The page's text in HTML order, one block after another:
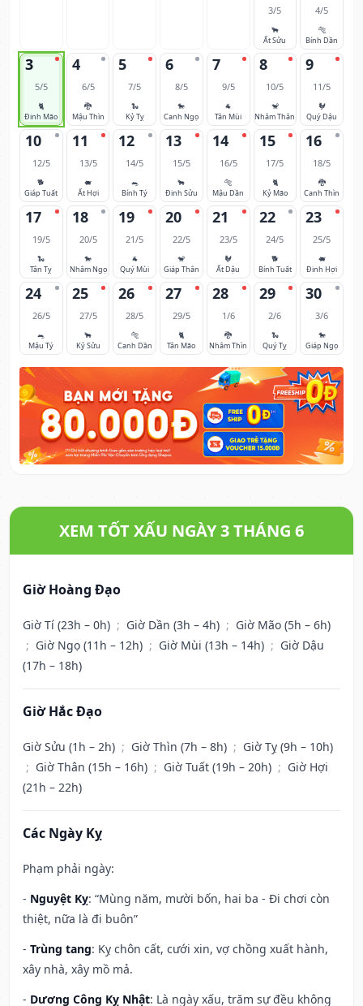
3/5
🐂
Ất Sửu
4/5
🐅
Bính Dần
3
5/5
🐈
Đinh Mão
4
6/5
🐉
Mậu Thìn
5
7/5
🐍
Kỷ Tỵ
6
8/5
🐎
Canh Ngọ
7
9/5
🐐
Tân Mùi
8
10/5
🐒
Nhâm Thân
9
11/5
🐓
Quý Dậu
10
12/5
🐕
Giáp Tuất
11
13/5
🐖
Ất Hợi
12
14/5
🐀
Bính Tý
13
15/5
🐂
Đinh Sửu
14
16/5
🐅
Mậu Dần
15
17/5
🐈
Kỷ Mão
16
18/5
🐉
Canh Thìn
17
19/5
🐍
Tân Tỵ
18
20/5
🐎
Nhâm Ngọ
19
21/5
🐐
Quý Mùi
20
22/5
🐒
Giáp Thân
21
23/5
🐓
Ất Dậu
22
24/5
🐕
Bính Tuất
23
25/5
🐖
Đinh Hợi
24
26/5
🐀
Mậu Tý
25
27/5
🐂
Kỷ Sửu
26
28/5
🐅
Canh Dần
27
29/5
🐈
Tân Mão
28
1/6
🐉
Nhâm Thìn
29
2/6
🐍
Quý Tỵ
30
3/6
🐎
Giáp Ngọ
XEM TỐT XẤU NGÀY 3 THÁNG 6
Giờ Hoàng Đạo
Giờ Tí (23h – 0h) ; Giờ Dần (3h – 4h) ; Giờ Mão (5h – 6h)
; Giờ Ngọ (11h – 12h) ; Giờ Mùi (13h – 14h) ; Giờ Dậu
(17h – 18h)
Giờ Hắc Đạo
Giờ Sửu (1h – 2h) ; Giờ Thìn (7h – 8h) ; Giờ Tỵ (9h – 10h)
; Giờ Thân (15h – 16h) ; Giờ Tuất (19h – 20h) ; Giờ Hợi
(21h – 22h)
Các Ngày Kỵ
Phạm phải ngày:
- Nguyệt Kỵ: “Mùng năm, mười bốn, hai ba - Đi chơi còn
thiệt, nữa là đi buôn”
- Trùng tang: Kỵ chôn cất, cưới xin, vợ chồng xuất hành,
xây nhà, xây mồ mả.
- Dương Công Kỵ Nhật: Là ngày xấu, trăm sự đều không